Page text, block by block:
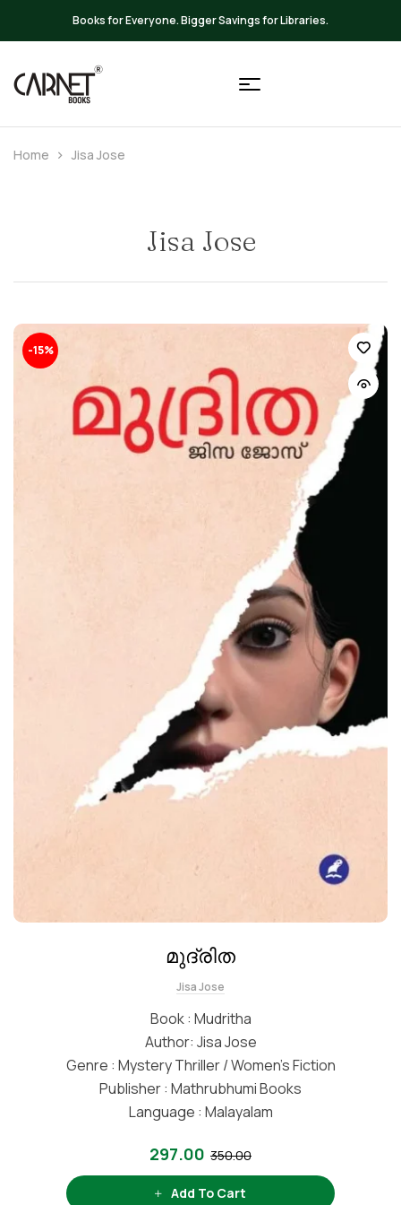
Up to 20% OFF on All Books
Home Jisa Jose
Jisa Jose
-15%
മുദ്രിത
Jisa Jose
Book : Mudritha
Author: Jisa Jose
Genre : Mystery Thriller / Women’s Fiction
Publisher : Mathrubhumi Books
Language : Malayalam
350.00
297.00
Add To Cart